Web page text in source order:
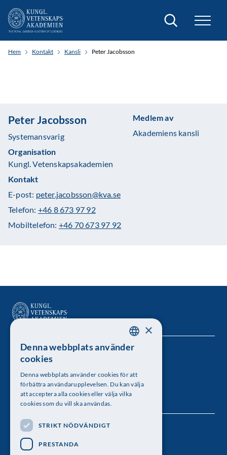
Sök
Hem Kontakt Kansli Peter Jacobsson
Peter Jacobsson
Systemansvarig
Organisation
Kungl. Vetenskapsakademien
Medlem av
Akademiens kansli
Kontakt
E-post: peter.jacobsson@kva.se
Telefon: +46 8 673 97 92
Mobiltelefon: +46 70 673 97 92
Kungl. Vetenskapsakademien
Besöksadress: Lilla Frescativägen 4A
Telefon: 08-673 95 00
Följ oss
SWEDISH
×
Denna webbplats använder
cookies
Denna webbplats använder cookies för att
förbättra användarupplevelsen. Du kan välja
att acceptera alla cookies eller välja vilka
cookies som du vill ska användas.
STRIKT NÖDVÄNDIGT
PRESTANDA